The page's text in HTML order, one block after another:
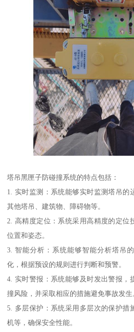
塔吊黑匣子防碰撞系统的特点包括：
1. 实时监测：系统能够实时监测塔吊的
其他塔吊、建筑物、障碍物等。
2. 高精度定位：系统采用高精度的定位
位置和姿态。
3. 智能分析：系统能够智能分析塔吊
化，根据预设的规则进行判断和预警。
4. 实时警报：系统能够及时发出警报，
撞风险，并采取相应的措施避免事故发生
5. 多层保护：系统采用多层次的保护措
机等，确保安全性能。